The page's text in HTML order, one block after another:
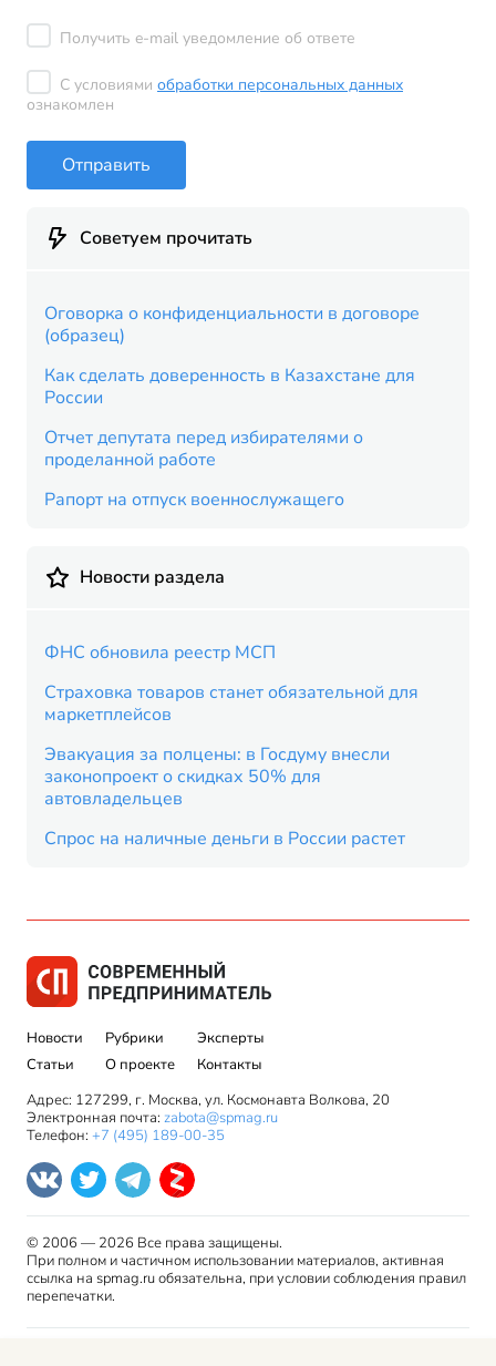
Получить e-mail уведомление об ответе
С условиями обработки персональных данных
ознакомлен
Отправить
Советуем прочитать
Оговорка о конфиденциальности в договоре
(образец)
Как сделать доверенность в Казахстане для
России
Отчет депутата перед избирателями о
проделанной работе
Рапорт на отпуск военнослужащего
Новости раздела
ФНС обновила реестр МСП
Страховка товаров станет обязательной для
маркетплейсов
Эвакуация за полцены: в Госдуму внесли
законопроект о скидках 50% для
автовладельцев
Спрос на наличные деньги в России растет
Новости
Статьи
Рубрики
О проекте
Эксперты
Контакты
Адрес: 127299, г. Москва, ул. Космонавта Волкова, 20
Электронная почта: zabota@spmag.ru
Телефон: +7 (495) 189-00-35
© 2006 — 2026 Все права защищены.
При полном и частичном использовании материалов, активная
ссылка на spmag.ru обязательна, при условии соблюдения правил
перепечатки.